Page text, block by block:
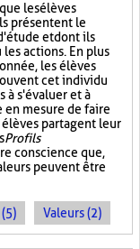
les élèves
présentent le
et dont ils
actions. En plus
les élèves
cet individu
à s'évaluer et à
mesure de faire
partagent leur
Profils
conscience que,
peuvent être
Valeurs (2)